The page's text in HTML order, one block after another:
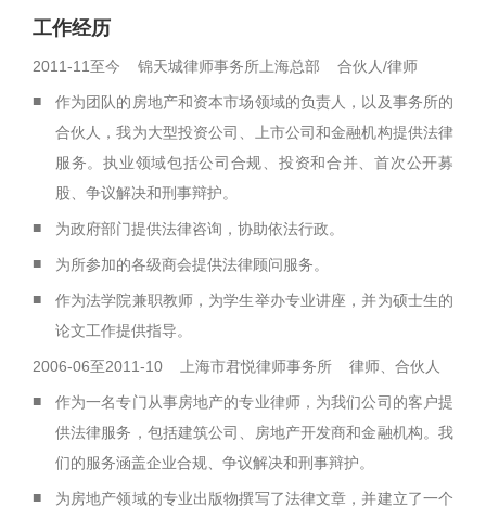
工作经历
2011-11至今 锦天城律师事务所上海总部 合伙人/律师
■
作为团队的房地产和资本市场领域的负责人，以及事务所的
合伙人，我为大型投资公司、上市公司和金融机构提供法律
服务。执业领域包括公司合规、投资和合并、首次公开募
股、争议解决和刑事辩护。
■
为政府部门提供法律咨询，协助依法行政。
■
为所参加的各级商会提供法律顾问服务。
■
作为法学院兼职教师，为学生举办专业讲座，并为硕士生的
论文工作提供指导。
2006-06至2011-10 上海市君悦律师事务所 律师、合伙人
■
作为一名专门从事房地产的专业律师，为我们公司的客户提
供法律服务，包括建筑公司、房地产开发商和金融机构。我
们的服务涵盖企业合规、争议解决和刑事辩护。
■
为房地产领域的专业出版物撰写了法律文章，并建立了一个